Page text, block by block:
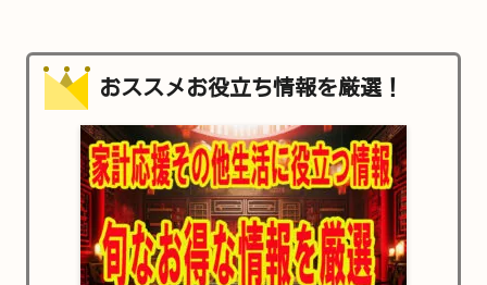
おススメお役立ち情報を厳選！